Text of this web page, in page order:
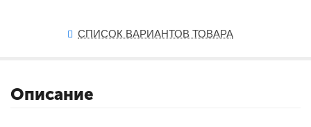
СПИСОК ВАРИАНТОВ ТОВАРА
Описание